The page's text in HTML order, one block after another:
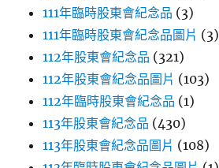
111年臨時股東會紀念品 (3)
111年臨時股東會紀念品圖片 (3)
112年股東會紀念品 (321)
112年股東會紀念品圖片 (103)
112年臨時股東會紀念品 (1)
113年股東會紀念品 (430)
113年股東會紀念品圖片 (108)